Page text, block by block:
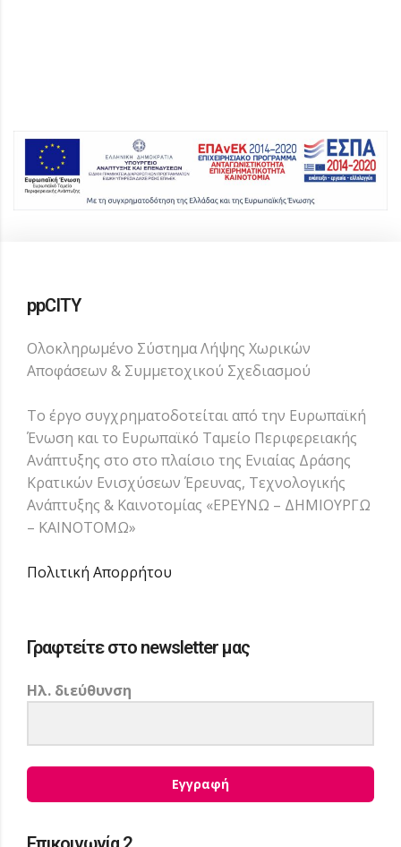
ppCITY
Ολοκληρωμένο Σύστημα Λήψης Χωρικών
Αποφάσεων & Συμμετοχικού Σχεδιασμού
Το έργο συγχρηματοδοτείται από την Ευρωπαϊκή
Ένωση και το Ευρωπαϊκό Ταμείο Περιφερειακής
Ανάπτυξης στο στο πλαίσιο της Ενιαίας Δράσης
Κρατικών Ενισχύσεων Έρευνας, Τεχνολογικής
Ανάπτυξης & Καινοτομίας «ΕΡΕΥΝΩ – ΔΗΜΙΟΥΡΓΩ
– ΚΑΙΝΟΤΟΜΩ»
Πολιτική Απορρήτου
Γραφτείτε στο newsletter μας
Ηλ. διεύθυνση
Εγγραφή